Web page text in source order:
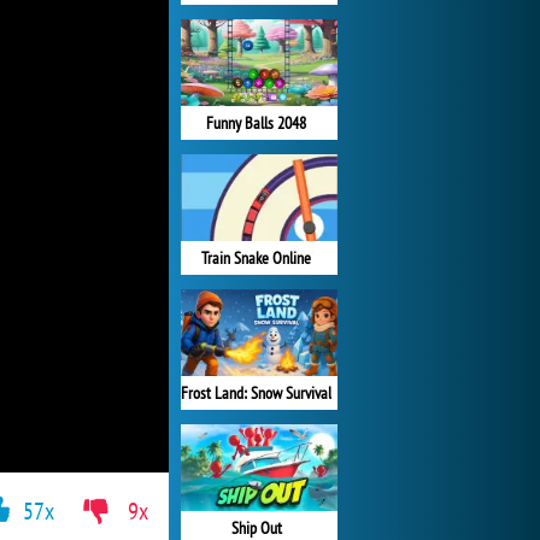
Funny Balls 2048
Train Snake Online
Frost Land: Snow Survival
Ship Out
57x 9x